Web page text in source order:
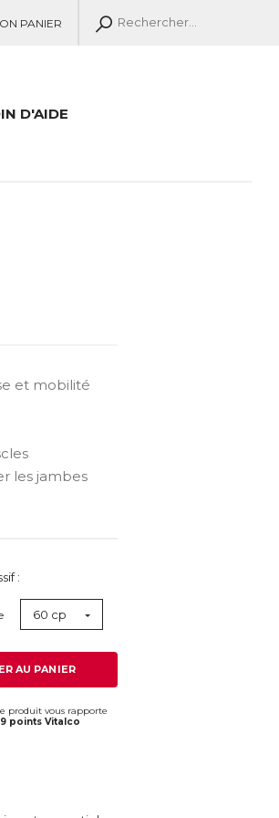
PANIER
D'AIDE
et mobilité
les jambes
:
60 cp
AU PANIER
produit vous rapporte
points Vitalco